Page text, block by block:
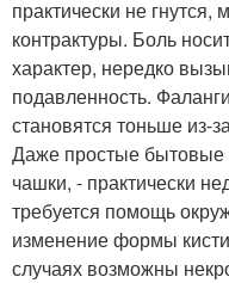
практически не гнутся,
контрактуры. Боль
характер, нередко
подавленность.
становятся тоньше из-
Даже простые бытовые
чашки, - практически
требуется помощь
изменение формы
случаях возможны